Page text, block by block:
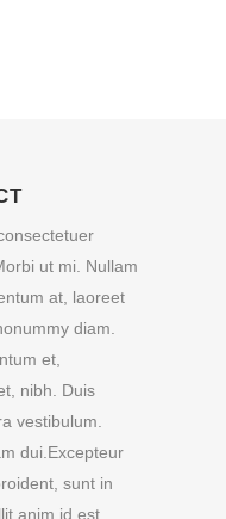
ut mi. Nullam
at, laoreet
diam.
et,
nibh. Duis
vestibulum.
dui.Excepteur
sunt in
anim id est